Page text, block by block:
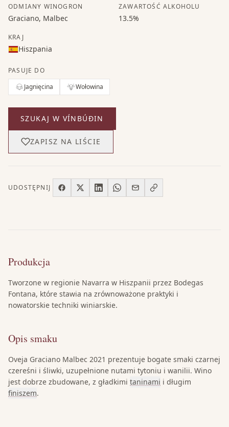
ODMIANY WINOGRON
Graciano, Malbec
ZAWARTOŚĆ ALKOHOLU
13.5%
KRAJ
Hiszpania
PASUJE DO
Jagnięcina
Wołowina
SZUKAJ W VÍNBÚÐIN
ZAPISZ NA LIŚCIE
UDOSTĘPNIJ
Produkcja
Tworzone w regionie Navarra w Hiszpanii przez Bodegas
Fontana, które stawia na zrównoważone praktyki i
nowatorskie techniki winiarskie.
Opis smaku
Oveja Graciano Malbec 2021 prezentuje bogate smaki czarnej
czereśni i śliwki, uzupełnione nutami tytoniu i wanilii. Wino
jest dobrze zbudowane, z gładkimi taninami i długim
finiszem.